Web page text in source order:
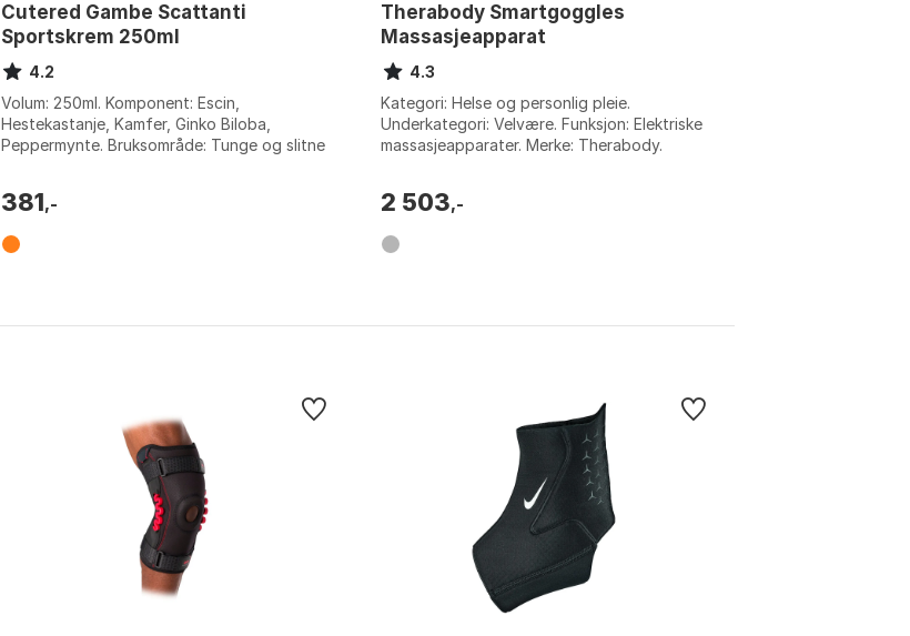
Cutered Gambe Scattanti
Sportskrem 250ml
4.2
Volum: 250ml. Komponent: Escin,
Hestekastanje, Kamfer, Ginko Biloba,
Peppermynte. Bruksområde: Tunge og slitne
381,-
Therabody Smartgoggles
Massasjeapparat
4.3
Kategori: Helse og personlig pleie.
Underkategori: Velvære. Funksjon: Elektriske
massasjeapparater. Merke: Therabody.
2 503,-